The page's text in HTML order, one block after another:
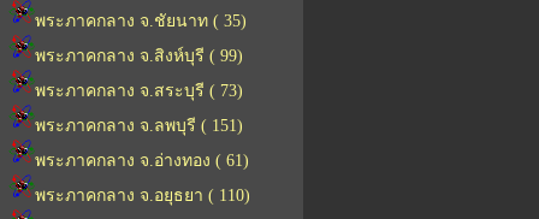
พระภาคกลาง จ.ชัยนาท ( 35)
พระภาคกลาง จ.สิงห์บุรี ( 99)
พระภาคกลาง จ.สระบุรี ( 73)
พระภาคกลาง จ.ลพบุรี ( 151)
พระภาคกลาง จ.อ่างทอง ( 61)
พระภาคกลาง จ.อยุธยา ( 110)